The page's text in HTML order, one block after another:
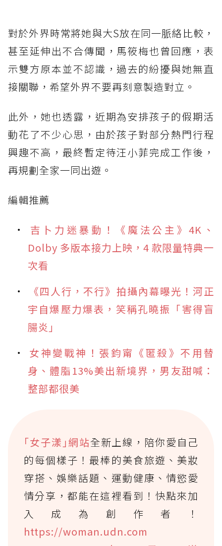
對於外界時常將她與大S放在同一脈絡比較，
甚至延伸出不合傳聞，馬筱梅也曾回應，表
示雙方原本並不認識，過去的紛擾與她無直
接關聯，希望外界不要再刻意製造對立。
此外，她也透露，近期為安排孩子的假期活
動花了不少心思，由於孩子對部分熱門行程
興趣不高，最終暫定待汪小菲完成工作後，
再規劃全家一同出遊。
編輯推薦
吉卜力迷暴動！《魔法公主》4K、
Dolby 多版本接力上映，4 款限量特典一
次看
《四人行，不行》拍攝內幕曝光！河正
宇自爆壓力爆表，笑稱孔曉振「害得盲
腸炎」
女神變戰神！張鈞甯《匿殺》不用替
身、體脂13%美出新境界，男友甜喊：
整部都很美
｢女子漾｣網站全新上線，陪你愛自己
的每個樣子！最棒的美食旅遊、美妝
穿搭、娛樂話題、運動健康、情慾愛
情分享，都能在這裡看到！快點來加
入成為創作者！
https://woman.udn.com